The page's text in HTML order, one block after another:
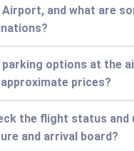
and what are
parking options at the
prices?
the flight status and
and arrival board?